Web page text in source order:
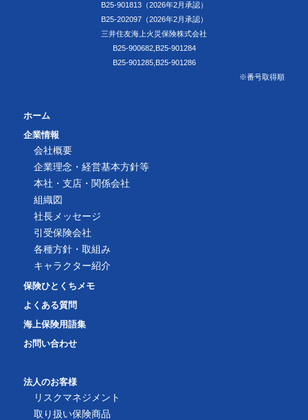
B25-901813（2026年2月承認）
B25-202097（2026年2月承認）
三井住友海上火災保険株式会社
B25-900682,B25-901284
B25-901285,B25-901286
※番号取得順
ホーム
企業情報
会社概要
企業理念・経営基本方針等
本社・支店・関係会社
組織図
社長メッセージ
引受保険会社
各種方針・取組み
キャラクター紹介
保険ひとくちメモ
よくある質問
海上保険用語集
お問い合わせ
法人のお客様
リスクマネジメント
取り扱い保険商品